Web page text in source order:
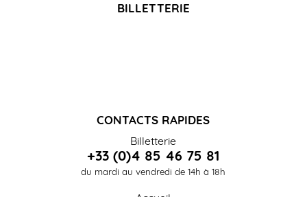
BILLETTERIE
CONTACTS RAPIDES
Billetterie
+33 (0)4 85 46 75 81
du mardi au vendredi de 14h à 18h